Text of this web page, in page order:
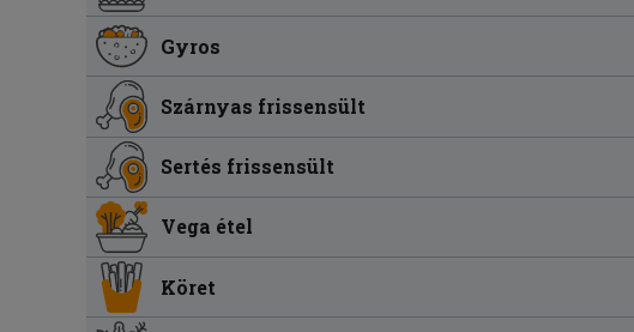
Gyros
Szárnyas frissensült
Sertés frissensült
Vega étel
Köret